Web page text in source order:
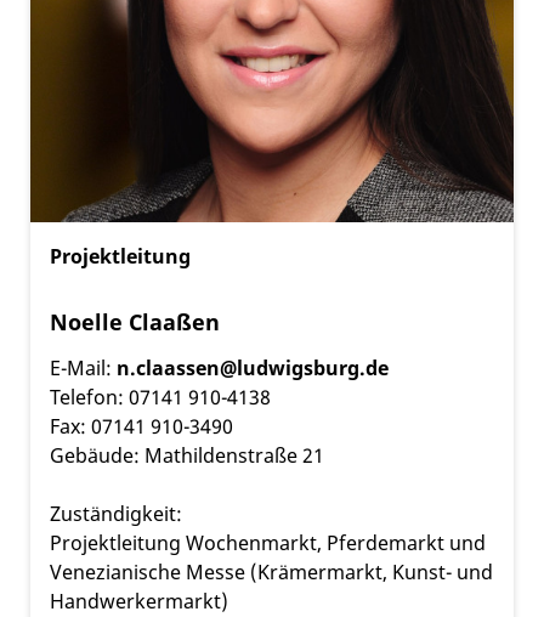
Projektleitung
Noelle Claaßen
E-Mail: n.claassen@ludwigsburg.de
Telefon: 07141 910-4138
Fax: 07141 910-3490
Gebäude: Mathildenstraße 21
Zuständigkeit:
Projektleitung Wochenmarkt, Pferdemarkt und
Venezianische Messe (Krämermarkt, Kunst- und
Handwerkermarkt)